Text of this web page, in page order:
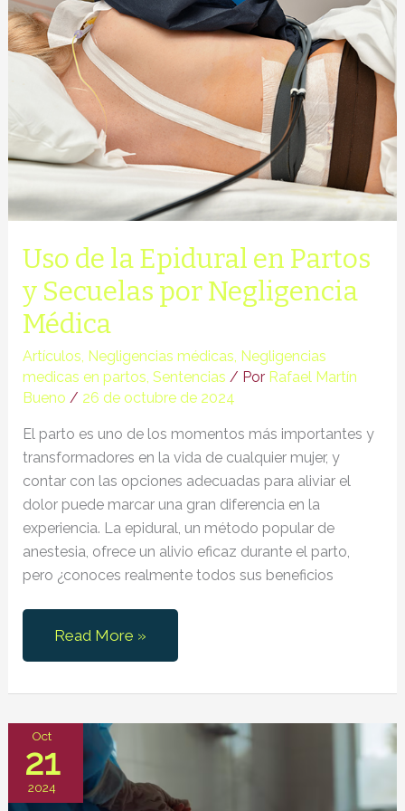
Responsabilidad
Legal
Uso de la Epidural en Partos
y Secuelas por Negligencia
Médica
Artículos, Negligencias médicas, Negligencias
medicas en partos, Sentencias / Por Rafael Martín
Bueno / 26 de octubre de 2024
El parto es uno de los momentos más importantes y
transformadores en la vida de cualquier mujer, y
contar con las opciones adecuadas para aliviar el
dolor puede marcar una gran diferencia en la
experiencia. La epidural, un método popular de
anestesia, ofrece un alivio eficaz durante el parto,
pero ¿conoces realmente todos sus beneficios
Uso
de
Partos
y
Read More »
Oct
21
2024